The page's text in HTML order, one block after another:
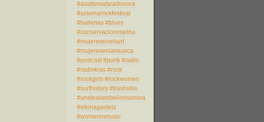
#asaltomataradiorock
#azkenarockfestival
#ballenas #blues
#conservacionmarina
#mujeresenelsurf
#mujeresenlamusica
#podcast #punk #radio
#radiokras #rock
#rockgirls #rockwomen
#surfhistory #trashville
#unetealarebelionsonora
#vitoriagasteiz
#womeninmusic